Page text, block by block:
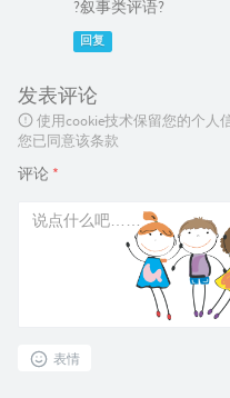
?叙事类评语?
回复
发表评论
使用cookie技术保留您的个人
您已同意该条款
评论 *
表情